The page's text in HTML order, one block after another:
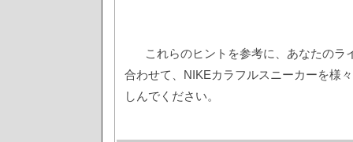
これらのヒントを参考に、あなたのラ
合わせて、NIKEカラフルスニーカーを様
しんでください。